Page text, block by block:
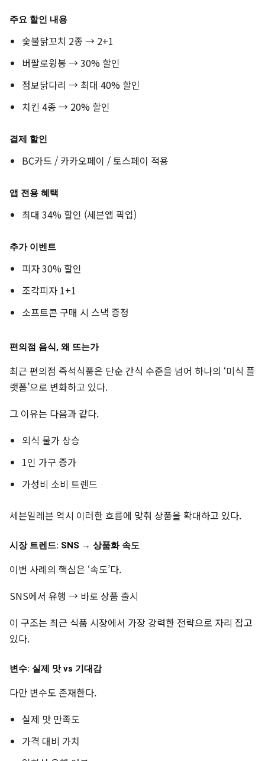
주요 할인 내용
숯불닭꼬치 2종 → 2+1
버팔로윙봉 → 30% 할인
점보닭다리 → 최대 40% 할인
치킨 4종 → 20% 할인
결제 할인
BC카드 / 카카오페이 / 토스페이 적용
앱 전용 혜택
최대 34% 할인 (세븐앱 픽업)
추가 이벤트
피자 30% 할인
조각피자 1+1
소프트콘 구매 시 스낵 증정
편의점 음식, 왜 뜨는가
최근 편의점 즉석식품은 단순 간식 수준을 넘어 하나의 ‘미식 플
랫폼’으로 변화하고 있다.
그 이유는 다음과 같다.
외식 물가 상승
1인 가구 증가
가성비 소비 트렌드
세븐일레븐 역시 이러한 흐름에 맞춰 상품을 확대하고 있다.
시장 트렌드: SNS → 상품화 속도
이번 사례의 핵심은 ‘속도’다.
SNS에서 유행 → 바로 상품 출시
이 구조는 최근 식품 시장에서 가장 강력한 전략으로 자리 잡고
있다.
변수: 실제 맛 vs 기대감
다만 변수도 존재한다.
실제 맛 만족도
가격 대비 가치